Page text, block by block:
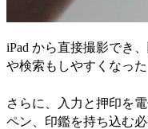
iPad から直接撮影でき
や検索もしやすくなった
さらに、入力と押印を
ペン、印鑑を持ち込む